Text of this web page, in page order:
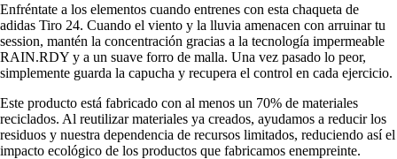
Enfréntate a los elementos cuando entrenes con esta chaqueta de
adidas Tiro 24. Cuando el viento y la lluvia amenacen con arruinar tu
session, mantén la concentración gracias a la tecnología impermeable
RAIN.RDY y a un suave forro de malla. Una vez pasado lo peor,
simplemente guarda la capucha y recupera el control en cada ejercicio.
Este producto está fabricado con al menos un 70% de materiales
reciclados. Al reutilizar materiales ya creados, ayudamos a reducir los
residuos y nuestra dependencia de recursos limitados, reduciendo así el
impacto ecológico de los productos que fabricamos enempreinte.